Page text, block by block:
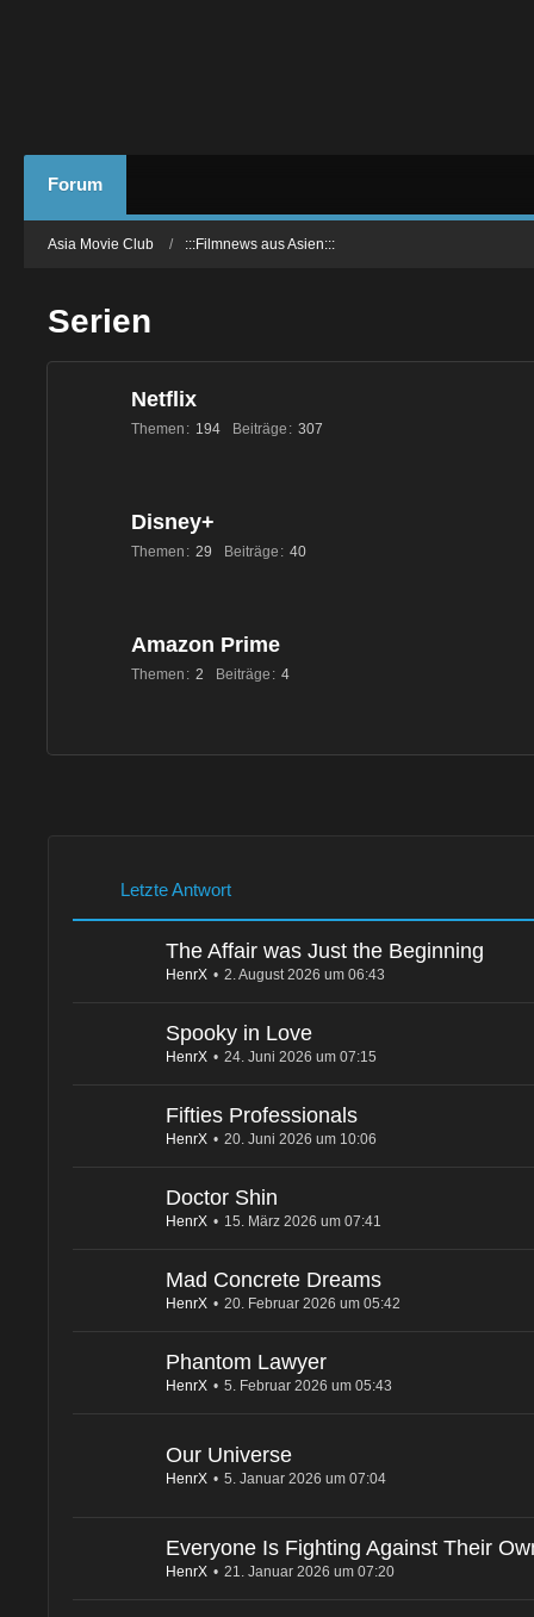
Forum
Asia Movie Club :::Filmnews aus Asien:::
Serien
Netflix
Themen 194 Beiträge 307
Disney+
Themen 29 Beiträge 40
Amazon Prime
Themen 2 Beiträge 4
Letzte Antwort
The Affair was Just the Beginning
HenrX 2. August 2026 um 06:43
Spooky in Love
HenrX 24. Juni 2026 um 07:15
Fifties Professionals
HenrX 20. Juni 2026 um 10:06
Doctor Shin
HenrX 15. März 2026 um 07:41
Mad Concrete Dreams
HenrX 20. Februar 2026 um 05:42
Phantom Lawyer
HenrX 5. Februar 2026 um 05:43
Our Universe
HenrX 5. Januar 2026 um 07:04
Everyone Is Fighting Against Their
HenrX 21. Januar 2026 um 07:20